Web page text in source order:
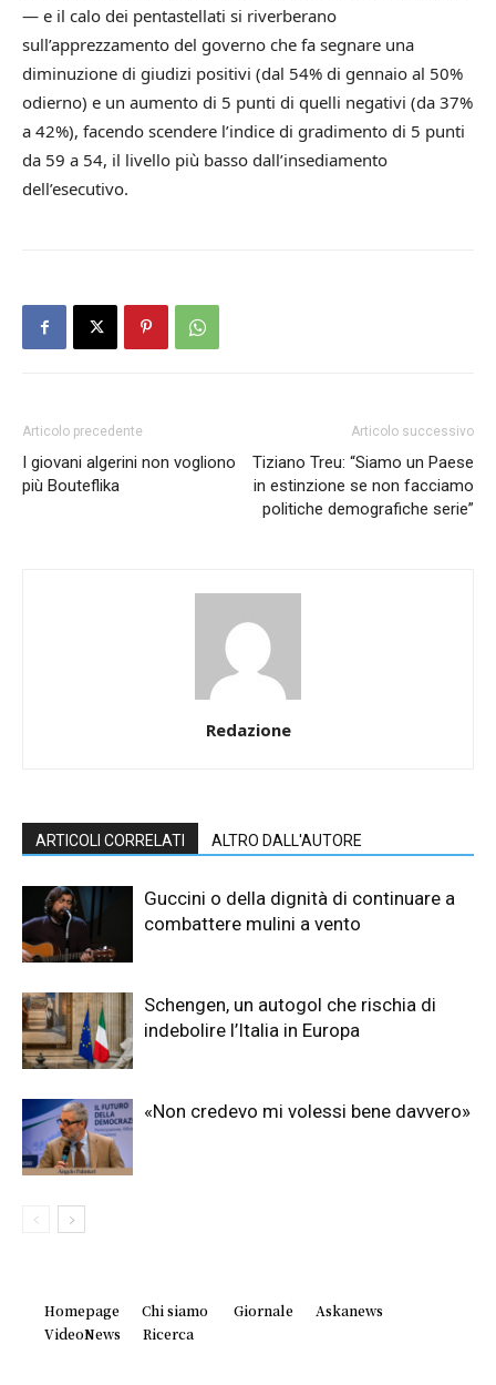
— e il calo dei pentastellati si riverberano
sull’apprezzamento del governo che fa segnare una
diminuzione di giudizi positivi (dal 54% di gennaio al 50%
odierno) e un aumento di 5 punti di quelli negativi (da 37%
a 42%), facendo scendere l’indice di gradimento di 5 punti
da 59 a 54, il livello più basso dall’insediamento
dell’esecutivo.
Articolo precedente
I giovani algerini non vogliono
più Bouteflika
Articolo successivo
Tiziano Treu: “Siamo un Paese
in estinzione se non facciamo
politiche demografiche serie”
Redazione
ARTICOLI CORRELATI ALTRO DALL'AUTORE
Guccini o della dignità di continuare a
combattere mulini a vento
Schengen, un autogol che rischia di
indebolire l’Italia in Europa
«Non credevo mi volessi bene davvero»
Homepage Chi siamo Giornale
Askanews
VideoNews
Ricerca